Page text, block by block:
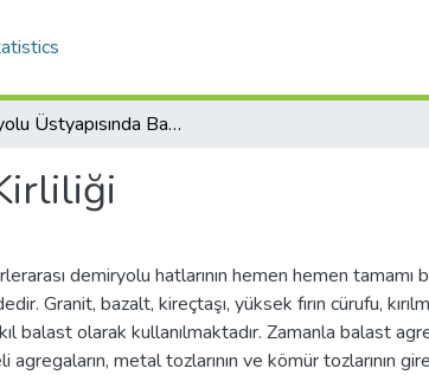
Demiryolu Üstyapısında Balast Kirliliği
demiryolu hatlarının hemen hemen tamamı
Granit, bazalt, kireçtaşı, yüksek fırın cürufu,
balast olarak kullanılmaktadır. Zamanla balast
agregaların, metal tozlarının ve kömür tozlarının